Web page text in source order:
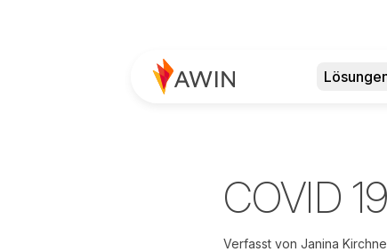
COVID
Verfasst von Janina